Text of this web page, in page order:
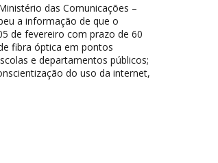
das Comunicações –
a informação de que o
de fevereiro com prazo de 60
fibra óptica em pontos
e departamentos públicos;
do uso da internet,